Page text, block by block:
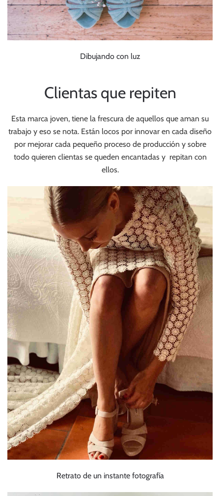
Dibujando con luz
Clientas que repiten
Esta marca joven, tiene la frescura de aquellos que aman su
trabajo y eso se nota. Están locos por innovar en cada diseño
por mejorar cada pequeño proceso de producción y sobre
todo quieren clientas se queden encantadas y repitan con
ellos.
Retrato de un instante fotografía